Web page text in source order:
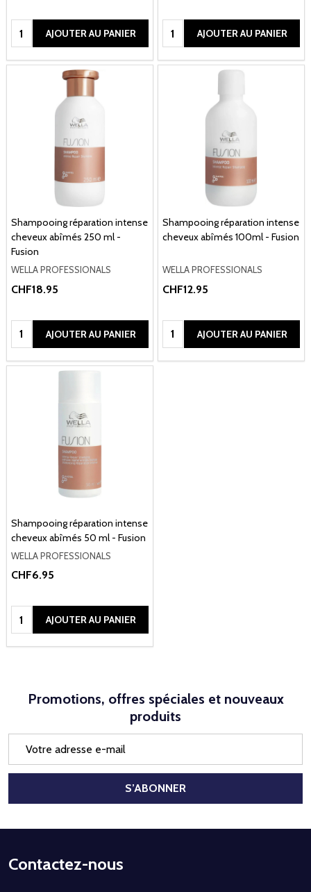
Quantité:AJOUTER AU PANIER Quantité:AJOUTER AU PANIER
Shampooing réparation intense
cheveux abîmés 250 ml -
Fusion
WELLA PROFESSIONALS
CHF18.95
Quantité:AJOUTER AU PANIER
Shampooing réparation intense
cheveux abîmés 100ml - Fusion
WELLA PROFESSIONALS
CHF12.95
Quantité:AJOUTER AU PANIER
Shampooing réparation intense
cheveux abîmés 50 ml - Fusion
WELLA PROFESSIONALS
CHF6.95
Quantité:AJOUTER AU PANIER
Promotions, offres spéciales et nouveaux
produits
mail
S’ABONNER
Début
Contactez-nous